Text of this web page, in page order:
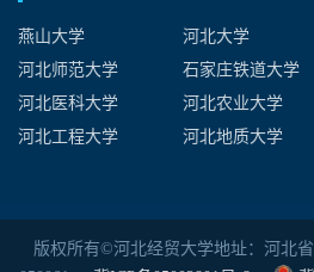
燕山大学 河北大学
河北师范大学
石家庄铁道大学
河北医科大学
河北农业大学
河北工程大学
河北地质大学
版权所有©河北经贸大学地址：河北省